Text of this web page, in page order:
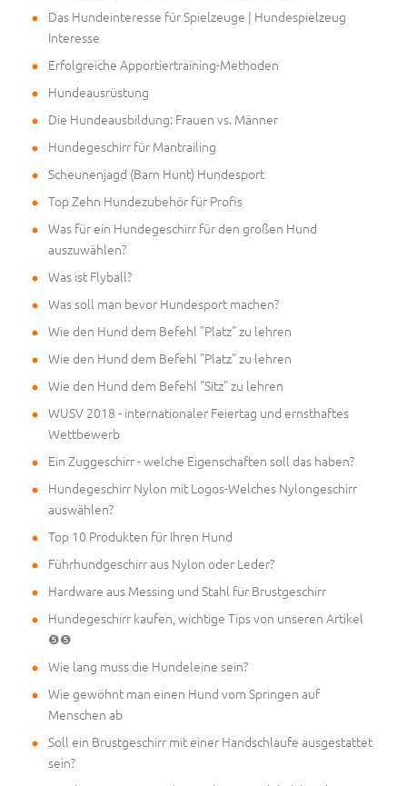
Das Hundeinteresse für Spielzeuge | Hundespielzeug
Interesse
Erfolgreiche Apportiertraining-Methoden
Hundeausrüstung
Die Hundeausbildung: Frauen vs. Männer
Hundegeschirr für Mantrailing
Scheunenjagd (Barn Hunt) Hundesport
Top Zehn Hundezubehör für Profis
Was für ein Hundegeschirr für den großen Hund
auszuwählen?
Was ist Flyball?
Was soll man bevor Hundesport machen?
Wie den Hund dem Befehl "Platz" zu lehren
Wie den Hund dem Befehl "Platz" zu lehren
Wie den Hund dem Befehl "Sitz" zu lehren
WUSV 2018 - internationaler Feiertag und ernsthaftes
Wettbewerb
Ein Zuggeschirr - welche Eigenschaften soll das haben?
Hundegeschirr Nylon mit Logos-Welches Nylongeschirr
auswählen?
Top 10 Produkten für Ihren Hund
Führhundgeschirr aus Nylon oder Leder?
Hardware aus Messing und Stahl für Brustgeschirr
Hundegeschirr kaufen, wichtige Tips von unseren Artikel
❺❺
Wie lang muss die Hundeleine sein?
Wie gewöhnt man einen Hund vom Springen auf
Menschen ab
Soll ein Brustgeschirr mit einer Handschlaufe ausgestattet
sein?